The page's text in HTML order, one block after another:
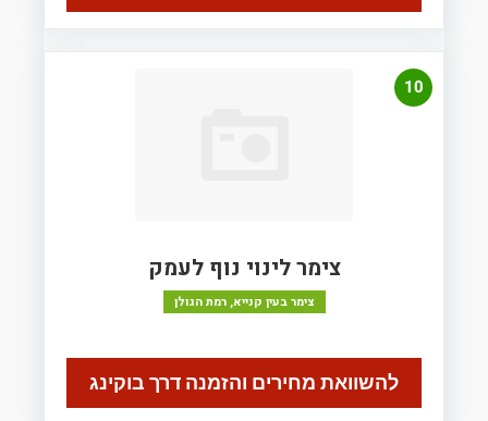
10
צימר לינוי נוף לעמק
צימר בעין קנייא, רמת הגולן
להשוואת מחירים והזמנה דרך בוקינג